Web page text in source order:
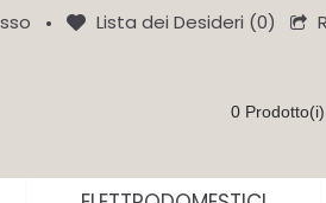
• Lista dei Desideri (0)
0